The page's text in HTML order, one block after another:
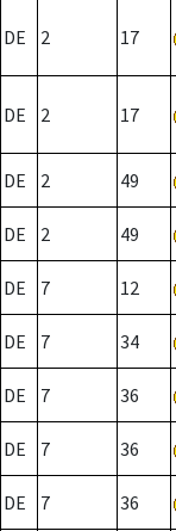
DE 2 17
DE 2 17
DE 2 49
DE 2 49
DE 7 12
DE 7 34
DE 7 36
DE 7 36
DE 7 36